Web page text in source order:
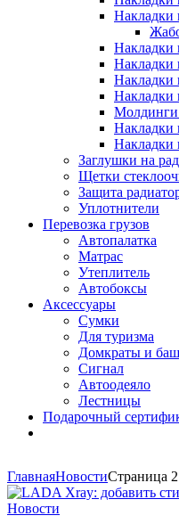
Накладки
Накладки
Накладки
Накладки
Накладки
Молдинги
Накладки
Накладки
Заглушки на
Щетки
Защита
Уплотнители
Перевозка грузов
Автопалатка
Матрас
Утеплитель
Автобоксы
Аксессуары
Сумки
Для туризма
Домкраты и
Сигнал
Автоодеяло
Лестницы
Подарочный
ГлавнаяНовостиСтраница 2
Новости